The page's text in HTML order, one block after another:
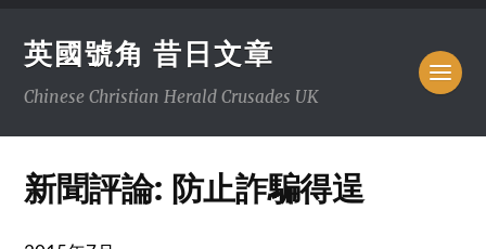
英國號角 昔日文章
Chinese Christian Herald Crusades UK
新聞評論: 防止詐騙得逞